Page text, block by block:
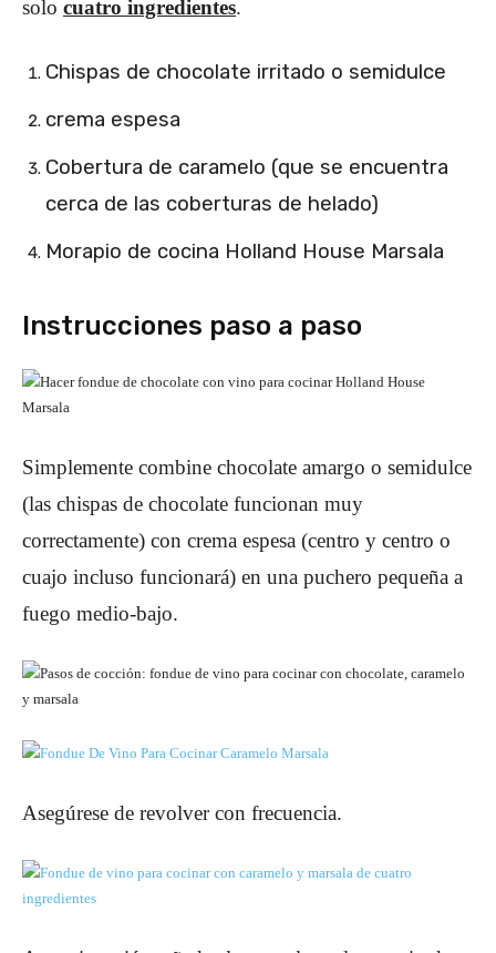
solo cuatro ingredientes.
Chispas de chocolate irritado o semidulce
crema espesa
Cobertura de caramelo (que se encuentra
cerca de las coberturas de helado)
Morapio de cocina Holland House Marsala
Instrucciones paso a paso
Simplemente combine chocolate amargo o semidulce
(las chispas de chocolate funcionan muy
correctamente) con crema espesa (centro y centro o
cuajo incluso funcionará) en una puchero pequeña a
fuego medio-bajo.
Asegúrese de revolver con frecuencia.